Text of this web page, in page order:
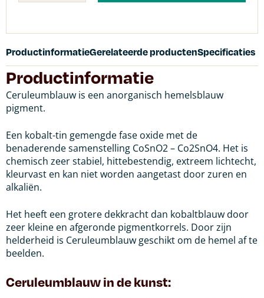
ProductinformatieGerelateerde productenSpecificaties
Productinformatie
Ceruleumblauw is een anorganisch hemelsblauw
pigment.
Een kobalt-tin gemengde fase oxide met de
benaderende samenstelling CoSnO2 – Co2SnO4. Het is
chemisch zeer stabiel, hittebestendig, extreem lichtecht,
kleurvast en kan niet worden aangetast door zuren en
alkaliën.
Het heeft een grotere dekkracht dan kobaltblauw door
zeer kleine en afgeronde pigmentkorrels. Door zijn
helderheid is Ceruleumblauw geschikt om de hemel af te
beelden.
Ceruleumblauw in de kunst: